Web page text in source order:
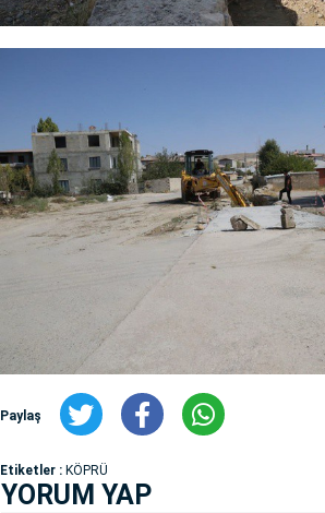
Paylaş
Etiketler : KÖPRÜ
YORUM YAP